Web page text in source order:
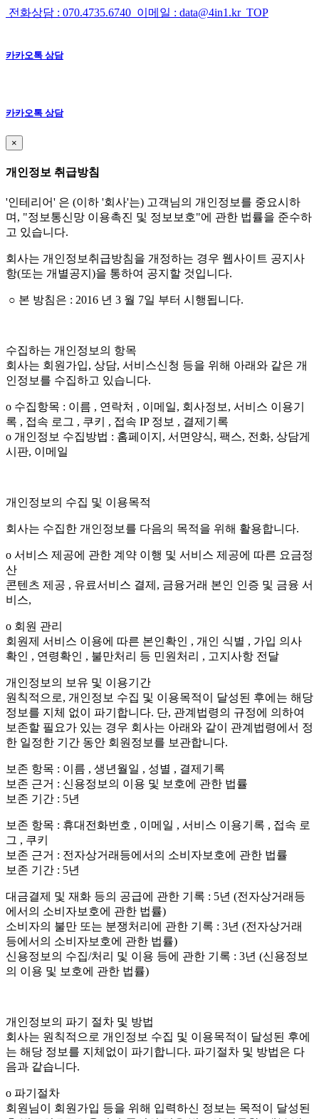
전화상담 : 070.4735.6740 이메일 : data@4in1.kr TOP
카카오톡 상담
카카오톡 상담
×
개인정보 취급방침
'인테리어' 은 (이하 '회사'는) 고객님의 개인정보를 중요시하
며, "정보통신망 이용촉진 및 정보보호"에 관한 법률을 준수하
고 있습니다.
회사는 개인정보취급방침을 개정하는 경우 웹사이트 공지사
항(또는 개별공지)을 통하여 공지할 것입니다.
○ 본 방침은 : 2016 년 3 월 7일 부터 시행됩니다.
수집하는 개인정보의 항목
회사는 회원가입, 상담, 서비스신청 등을 위해 아래와 같은 개
인정보를 수집하고 있습니다.
ο 수집항목 : 이름 , 연락처 , 이메일, 회사정보, 서비스 이용기
록 , 접속 로그 , 쿠키 , 접속 IP 정보 , 결제기록
ο 개인정보 수집방법 : 홈페이지, 서면양식, 팩스, 전화, 상담게
시판, 이메일
개인정보의 수집 및 이용목적
회사는 수집한 개인정보를 다음의 목적을 위해 활용합니다.
ο 서비스 제공에 관한 계약 이행 및 서비스 제공에 따른 요금정
산
콘텐츠 제공 , 유료서비스 결제, 금융거래 본인 인증 및 금융 서
비스,
ο 회원 관리
회원제 서비스 이용에 따른 본인확인 , 개인 식별 , 가입 의사
확인 , 연령확인 , 불만처리 등 민원처리 , 고지사항 전달
개인정보의 보유 및 이용기간
원칙적으로, 개인정보 수집 및 이용목적이 달성된 후에는 해당
정보를 지체 없이 파기합니다. 단, 관계법령의 규정에 의하여
보존할 필요가 있는 경우 회사는 아래와 같이 관계법령에서 정
한 일정한 기간 동안 회원정보를 보관합니다.
보존 항목 : 이름 , 생년월일 , 성별 , 결제기록
보존 근거 : 신용정보의 이용 및 보호에 관한 법률
보존 기간 : 5년
보존 항목 : 휴대전화번호 , 이메일 , 서비스 이용기록 , 접속 로
그 , 쿠키
보존 근거 : 전자상거래등에서의 소비자보호에 관한 법률
보존 기간 : 5년
대금결제 및 재화 등의 공급에 관한 기록 : 5년 (전자상거래등
에서의 소비자보호에 관한 법률)
소비자의 불만 또는 분쟁처리에 관한 기록 : 3년 (전자상거래
등에서의 소비자보호에 관한 법률)
신용정보의 수집/처리 및 이용 등에 관한 기록 : 3년 (신용정보
의 이용 및 보호에 관한 법률)
개인정보의 파기 절차 및 방법
회사는 원칙적으로 개인정보 수집 및 이용목적이 달성된 후에
는 해당 정보를 지체없이 파기합니다. 파기절차 및 방법은 다
음과 같습니다.
ο 파기절차
회원님이 회원가입 등을 위해 입력하신 정보는 목적이 달성된